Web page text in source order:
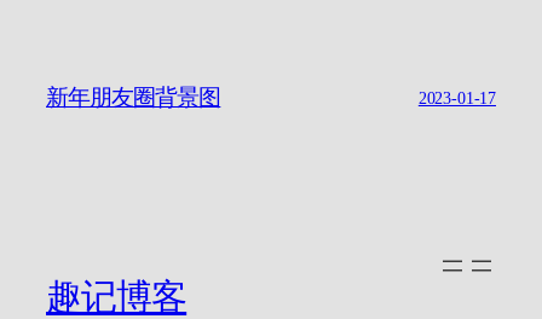
新年朋友圈背景图 2023-01-17
趣记博客